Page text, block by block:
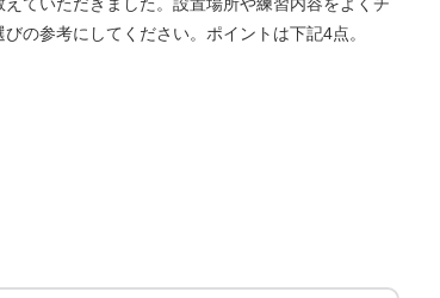
の参考にしてください。ポイントは下記4点。